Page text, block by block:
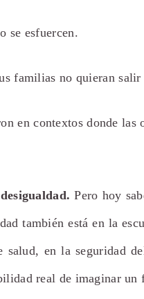
se esfuercen.
familias no quieran salir
en contextos donde
Pero hoy
también está en la
salud, en la seguridad
real de imaginar un